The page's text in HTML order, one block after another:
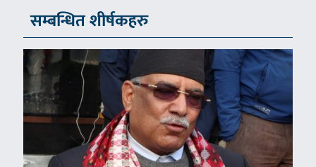
सम्बन्धित शीर्षकहरु